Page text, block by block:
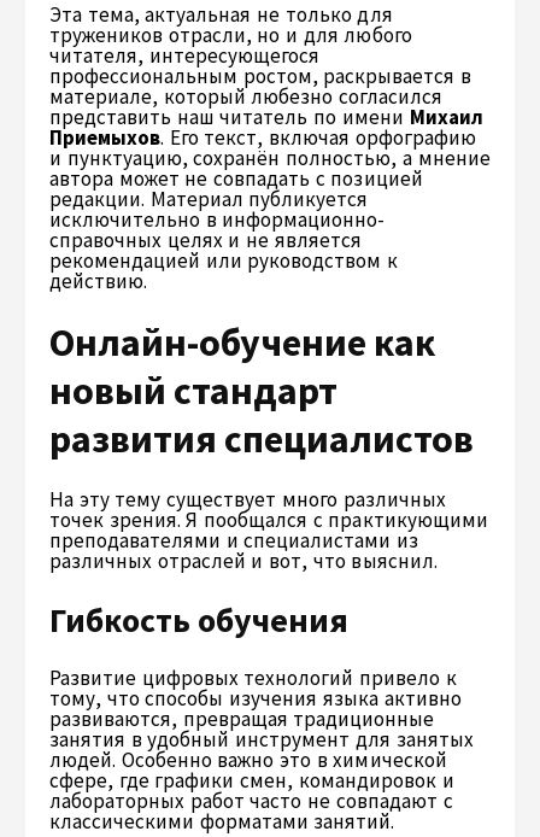
Эта тема, актуальная не только для
тружеников отрасли, но и для любого
читателя, интересующегося
профессиональным ростом, раскрывается в
материале, который любезно согласился
представить наш читатель по имени Михаил
Приемыхов. Его текст, включая орфографию
и пунктуацию, сохранён полностью, а мнение
автора может не совпадать с позицией
редакции. Материал публикуется
исключительно в информационно-
справочных целях и не является
рекомендацией или руководством к
действию.
Онлайн-обучение как
новый стандарт
развития специалистов
На эту тему существует много различных
точек зрения. Я пообщался с практикующими
преподавателями и специалистами из
различных отраслей и вот, что выяснил.
Гибкость обучения
Развитие цифровых технологий привело к
тому, что способы изучения языка активно
развиваются, превращая традиционные
занятия в удобный инструмент для занятых
людей. Особенно важно это в химической
сфере, где графики смен, командировок и
лабораторных работ часто не совпадают с
классическими форматами занятий.